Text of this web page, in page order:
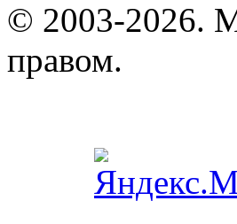
© 2003-2026.
правом.